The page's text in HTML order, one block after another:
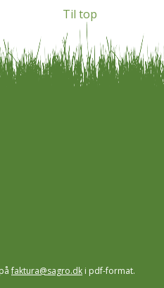
Til top
faktura@sagro.dk i pdf-format.